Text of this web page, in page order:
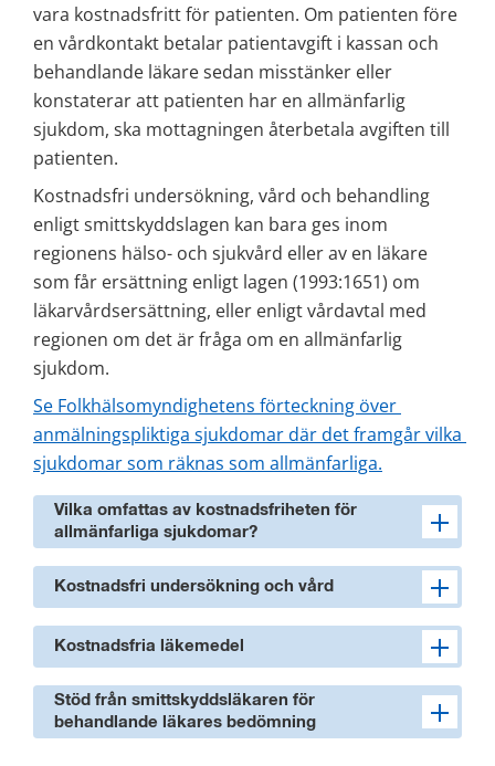
vara kostnadsfritt för patienten. Om patienten före
en vårdkontakt betalar patientavgift i kassan och
behandlande läkare sedan misstänker eller
konstaterar att patienten har en allmänfarlig
sjukdom, ska mottagningen återbetala avgiften till
patienten.
Kostnadsfri undersökning, vård och behandling
enligt smittskyddslagen kan bara ges inom
regionens hälso- och sjukvård eller av en läkare
som får ersättning enligt lagen (1993:1651) om
läkarvårdsersättning, eller enligt vårdavtal med
regionen om det är fråga om en allmänfarlig
sjukdom.
Se Folkhälsomyndighetens förteckning över
anmälningspliktiga sjukdomar där det framgår vilka
sjukdomar som räknas som allmänfarliga.
Vilka omfattas av kostnadsfriheten för
allmänfarliga sjukdomar?
Kostnadsfri undersökning och vård
Kostnadsfria läkemedel
Stöd från smittskyddsläkaren för
behandlande läkares bedömning